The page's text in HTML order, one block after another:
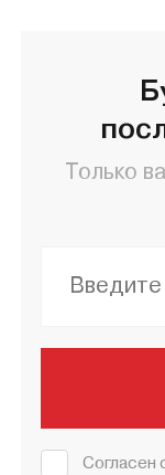
Только
Согласен